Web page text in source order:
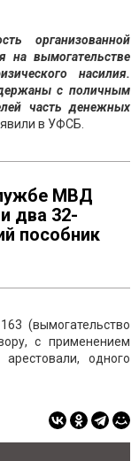
организованной
на вымогательстве
насилия.
с поличным
часть денежных
в УФСБ.
МВД
два 32-
пособник
(вымогательство
с применением
одного